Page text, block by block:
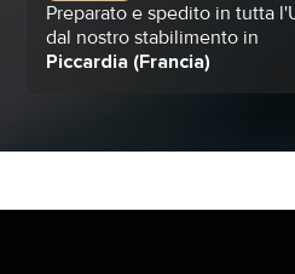
Preparato e spedito in tutta
dal nostro stabilimento in
Piccardia (Francia)